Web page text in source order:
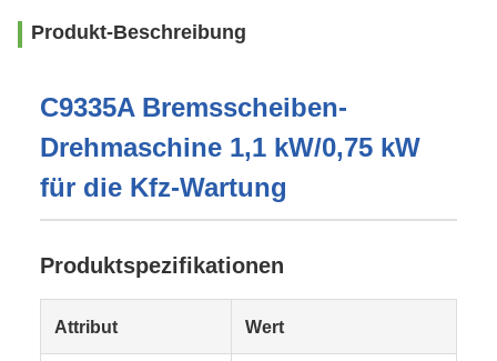
Produkt-Beschreibung
C9335A Bremsscheiben-
Drehmaschine 1,1 kW/0,75 kW
für die Kfz-Wartung
Produktspezifikationen
Attribut Wert